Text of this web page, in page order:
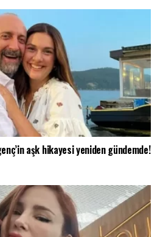
aşk hikayesi yeniden gündemde!